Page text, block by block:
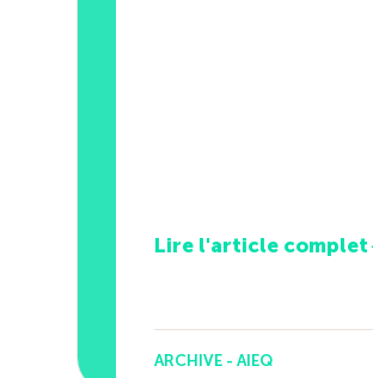
Lire l'article complet
ARCHIVE - AIEQ